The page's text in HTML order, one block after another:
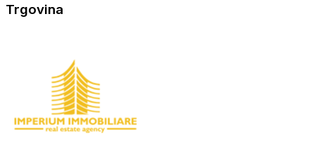
Trgovina